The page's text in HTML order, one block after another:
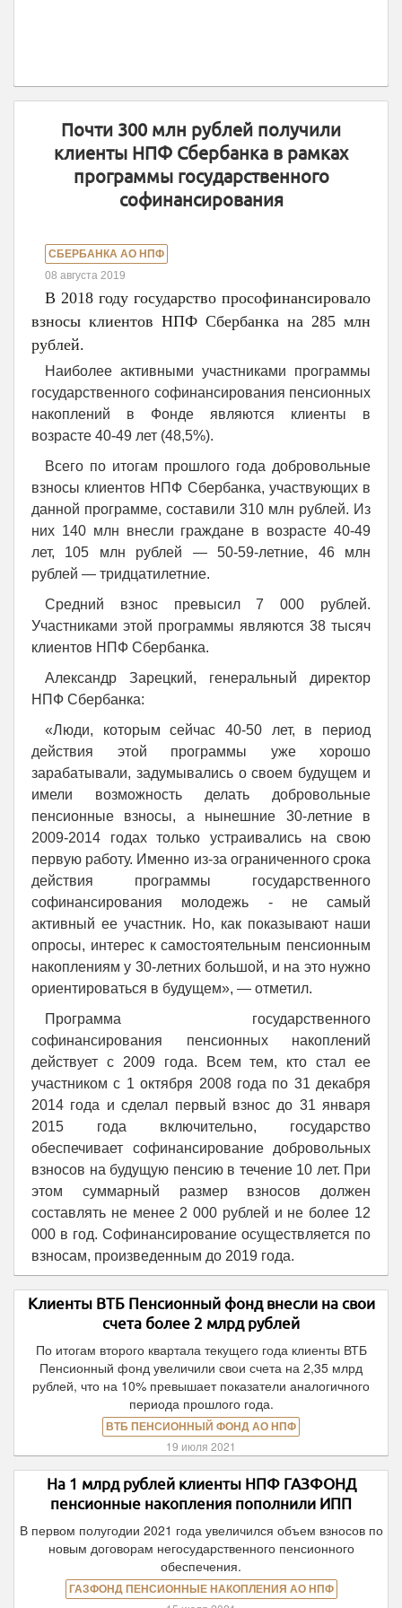
Почти 300 млн рублей получили
клиенты НПФ Сбербанка в рамках
программы государственного
софинансирования
СБЕРБАНКА АО НПФ
08 августа 2019
В 2018 году государство прософинансировало
взносы клиентов НПФ Сбербанка на 285 млн
рублей.
Наиболее активными участниками программы
государственного софинансирования пенсионных
накоплений в Фонде являются клиенты в
возрасте 40-49 лет (48,5%).
Всего по итогам прошлого года добровольные
взносы клиентов НПФ Сбербанка, участвующих в
данной программе, составили 310 млн рублей. Из
них 140 млн внесли граждане в возрасте 40-49
лет, 105 млн рублей — 50-59-летние, 46 млн
рублей — тридцатилетние.
Средний взнос превысил 7 000 рублей.
Участниками этой программы являются 38 тысяч
клиентов НПФ Сбербанка.
Александр Зарецкий, генеральный директор
НПФ Сбербанка:
«Люди, которым сейчас 40-50 лет, в период
действия этой программы уже хорошо
зарабатывали, задумывались о своем будущем и
имели возможность делать добровольные
пенсионные взносы, а нынешние 30-летние в
2009-2014 годах только устраивались на свою
первую работу. Именно из-за ограниченного срока
действия программы государственного
софинансирования молодежь - не самый
активный ее участник. Но, как показывают наши
опросы, интерес к самостоятельным пенсионным
накоплениям у 30-летних большой, и на это нужно
ориентироваться в будущем», — отметил.
Программа государственного
софинансирования пенсионных накоплений
действует с 2009 года. Всем тем, кто стал ее
участником с 1 октября 2008 года по 31 декабря
2014 года и сделал первый взнос до 31 января
2015 года включительно, государство
обеспечивает софинансирование добровольных
взносов на будущую пенсию в течение 10 лет. При
этом суммарный размер взносов должен
составлять не менее 2 000 рублей и не более 12
000 в год. Софинансирование осуществляется по
взносам, произведенным до 2019 года.
Клиенты ВТБ Пенсионный фонд внесли на свои
счета более 2 млрд рублей
По итогам второго квартала текущего года клиенты ВТБ
Пенсионный фонд увеличили свои счета на 2,35 млрд
рублей, что на 10% превышает показатели аналогичного
периода прошлого года.
ВТБ ПЕНСИОННЫЙ ФОНД АО НПФ
19 июля 2021
На 1 млрд рублей клиенты НПФ ГАЗФОНД
пенсионные накопления пополнили ИПП
В первом полугодии 2021 года увеличился объем взносов по
новым договорам негосударственного пенсионного
обеспечения.
ГАЗФОНД ПЕНСИОННЫЕ НАКОПЛЕНИЯ АО НПФ